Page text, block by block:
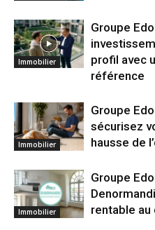
Immobilier
Groupe
profil avec
référence
Immobilier
Groupe
sécurisez
hausse de
Immobilier
Groupe
rentable